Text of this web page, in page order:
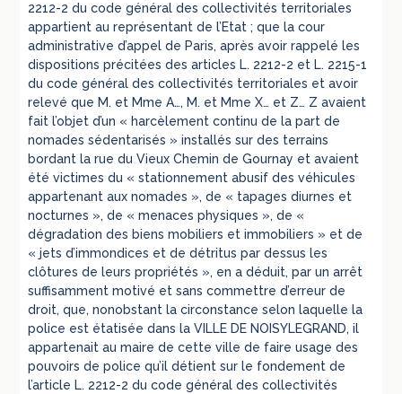
2212-2 du code général des collectivités territoriales
appartient au représentant de l’Etat ; que la cour
administrative d’appel de Paris, après avoir rappelé les
dispositions précitées des articles L. 2212-2 et L. 2215-1
du code général des collectivités territoriales et avoir
relevé que M. et Mme A…, M. et Mme X… et Z… Z avaient
fait l’objet d’un « harcèlement continu de la part de
nomades sédentarisés » installés sur des terrains
bordant la rue du Vieux Chemin de Gournay et avaient
été victimes du « stationnement abusif des véhicules
appartenant aux nomades », de « tapages diurnes et
nocturnes », de « menaces physiques », de «
dégradation des biens mobiliers et immobiliers » et de
« jets d’immondices et de détritus par dessus les
clôtures de leurs propriétés », en a déduit, par un arrêt
suffisamment motivé et sans commettre d’erreur de
droit, que, nonobstant la circonstance selon laquelle la
police est étatisée dans la VILLE DE NOISYLEGRAND, il
appartenait au maire de cette ville de faire usage des
pouvoirs de police qu’il détient sur le fondement de
l’article L. 2212-2 du code général des collectivités